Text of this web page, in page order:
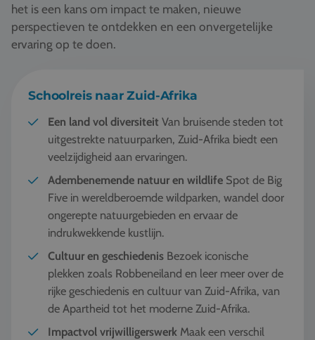
het is een kans om impact te maken, nieuwe
perspectieven te ontdekken en een onvergetelijke
ervaring op te doen.
Schoolreis naar Zuid-Afrika
Een land vol diversiteit Van bruisende steden tot
uitgestrekte natuurparken, Zuid-Afrika biedt een
veelzijdigheid aan ervaringen.
Adembenemende natuur en wildlife Spot de Big
Five in wereldberoemde wildparken, wandel door
ongerepte natuurgebieden en ervaar de
indrukwekkende kustlijn.
Cultuur en geschiedenis Bezoek iconische
plekken zoals Robbeneiland en leer meer over de
rijke geschiedenis en cultuur van Zuid-Afrika, van
de Apartheid tot het moderne Zuid-Afrika.
Impactvol vrijwilligerswerk Maak een verschil